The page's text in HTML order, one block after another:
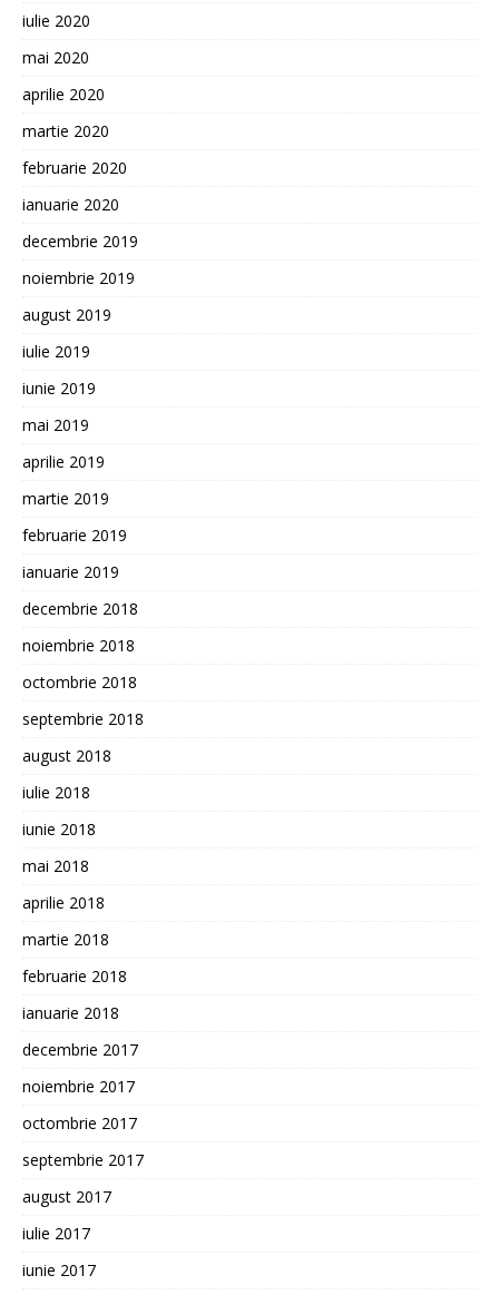
iulie 2020
mai 2020
aprilie 2020
martie 2020
februarie 2020
ianuarie 2020
decembrie 2019
noiembrie 2019
august 2019
iulie 2019
iunie 2019
mai 2019
aprilie 2019
martie 2019
februarie 2019
ianuarie 2019
decembrie 2018
noiembrie 2018
octombrie 2018
septembrie 2018
august 2018
iulie 2018
iunie 2018
mai 2018
aprilie 2018
martie 2018
februarie 2018
ianuarie 2018
decembrie 2017
noiembrie 2017
octombrie 2017
septembrie 2017
august 2017
iulie 2017
iunie 2017